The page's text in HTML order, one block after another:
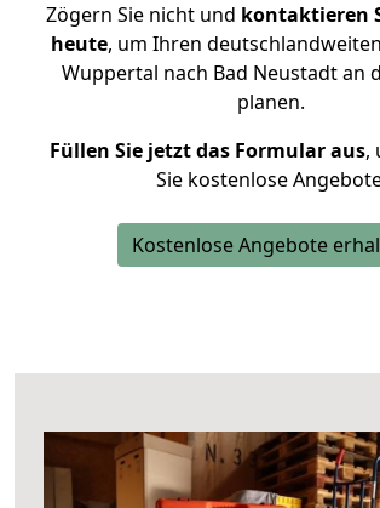
Zögern Sie nicht und kontaktieren
heute, um Ihren
Wuppertal nach Bad Neustadt an
planen.
Füllen Sie jetzt das Formular aus,
Sie kostenlose
Kostenlose Angebote